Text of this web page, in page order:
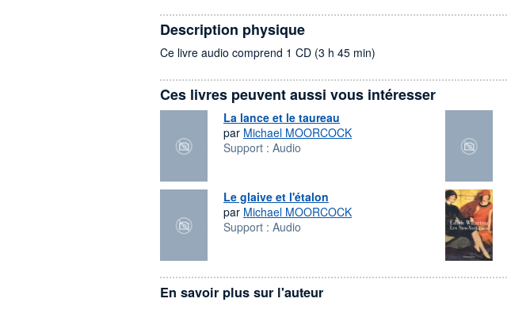
Description physique
Ce livre audio comprend 1 CD (3 h 45 min)
Ces livres peuvent aussi vous intéresser
La lance et le taureau
par Michael MOORCOCK
Support : Audio
Le glaive et l'étalon
par Michael MOORCOCK
Support : Audio
En savoir plus sur l'auteur